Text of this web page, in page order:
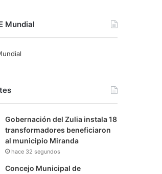
u
e
r
a
m
a
m
Mundial
Gobernación del Zulia instala 18
transformadores beneficiaron
al municipio Miranda
hace 32 segundos
Concejo Municipal de